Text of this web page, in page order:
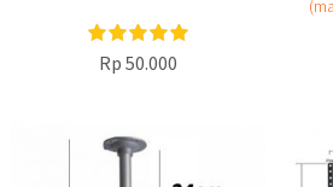
Rp 50.000